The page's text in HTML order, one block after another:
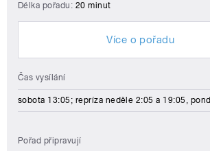
Délka pořadu: 20 minut
Více o pořadu
Čas vysílání
sobota 13:05; repríza neděle 2:05 a 19:05,
Pořad připravují